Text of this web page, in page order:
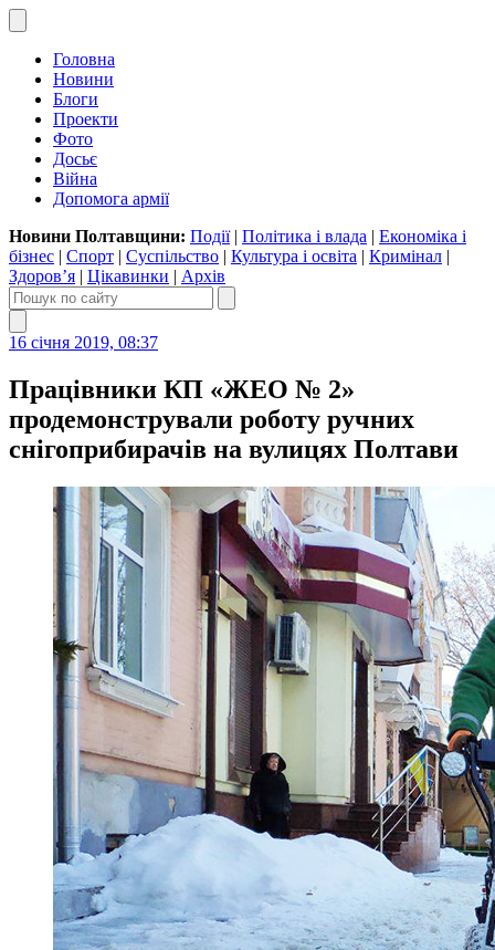
Головна
Новини
Блоги
Проекти
Фото
Досьє
Війна
Допомога армії
Новини Полтавщини: Події| Політика і влада | Економіка і
бізнес | Спорт | Суспільство | Культура і освіта | Кримінал |
Здоров’я | Цікавинки | Архів
16 січня 2019, 08:37
Працівники КП «ЖЕО № 2»
продемонстрували роботу ручних
снігоприбирачів на вулицях Полтави